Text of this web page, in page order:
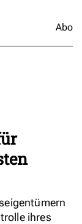
Abo
ihres